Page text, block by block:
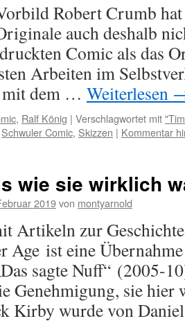
Robert Crumb
auch deshalb
Comic als das
Arbeiten im
dem … Weiterlesen
, Ralf König | Verschlagwortet mit
Schwuler Comic, Skizzen | Kommentar
wie sie wirklich
2019von montyarnold
Artikeln zur
Age ist eine
sagte Nuff“ (2005-
Genehmigung, sie hier
Kirby wurde von